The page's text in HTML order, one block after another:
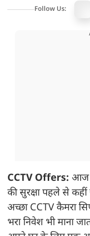
Follow Us:
CCTV Offers: आज
की सुरक्षा पहले से
अच्छा CCTV कैमरा
भरा निवेश भी माना